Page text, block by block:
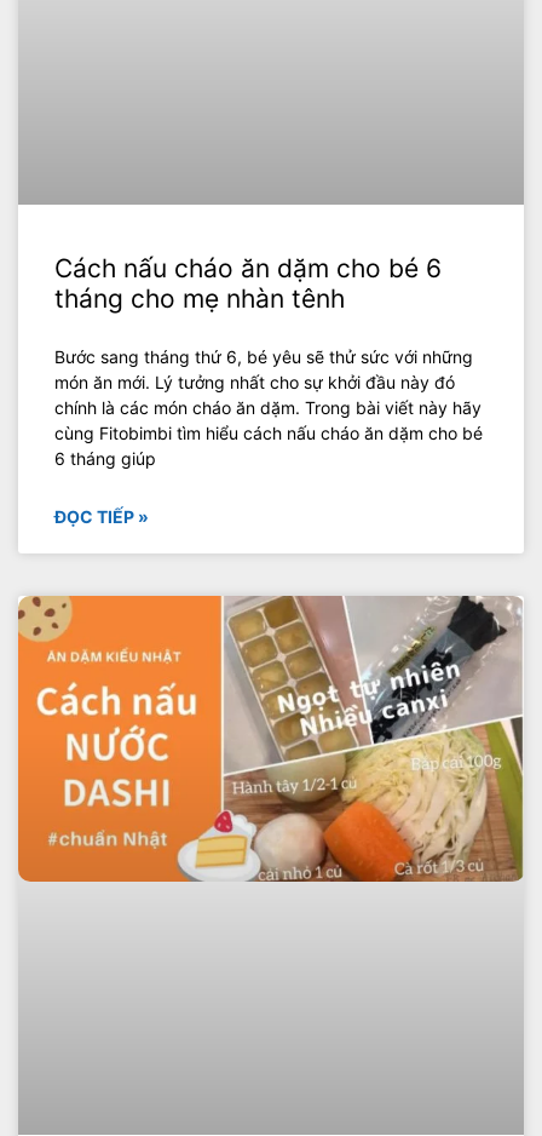
Cách nấu cháo ăn dặm cho bé 6
tháng cho mẹ nhàn tênh
Bước sang tháng thứ 6, bé yêu sẽ thử sức với những
món ăn mới. Lý tưởng nhất cho sự khởi đầu này đó
chính là các món cháo ăn dặm. Trong bài viết này hãy
cùng Fitobimbi tìm hiểu cách nấu cháo ăn dặm cho bé
6 tháng giúp
ĐỌC TIẾP »